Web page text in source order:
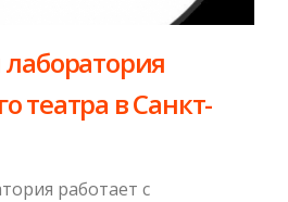
театра в Санкт-
работает с